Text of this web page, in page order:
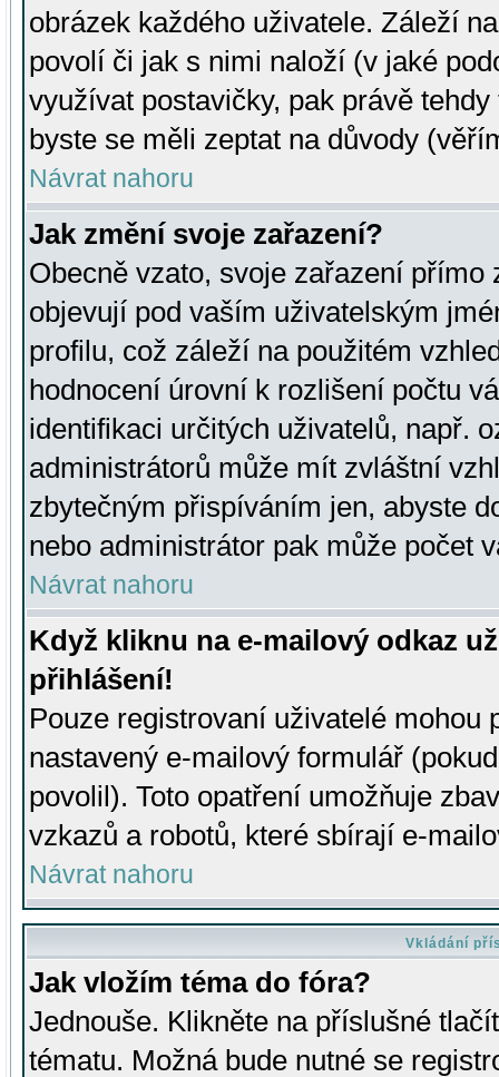
obrázek každého uživatele. Záleží
povolí či jak s nimi naloží (v jaké
využívat postavičky, pak právě
byste se měli zeptat na důvody
Návrat nahoru
Jak změní svoje zařazení?
Obecně vzato, svoje zařazení přímo
objevují pod vaším uživatelským
profilu, což záleží na použitém
hodnocení úrovní k rozlišení počtu
identifikaci určitých uživatelů, např.
administrátorů může mít zvláštní
zbytečným přispíváním jen, abyste
nebo administrátor pak může počet
Návrat nahoru
Když kliknu na e-mailový odkaz
přihlášení!
Pouze registrovaní uživatelé mohou
nastavený e-mailový formulář
povolil). Toto opatření umožňuje
vzkazů a robotů, které sbírají e-
Návrat nahoru
Vkládání
Jak vložím téma do fóra?
Jednouše. Klikněte na příslušné
tématu. Možná bude nutné se